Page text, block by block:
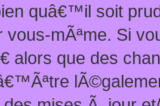
quâ€™il soit
vous-mÃªme. Si
alors que des